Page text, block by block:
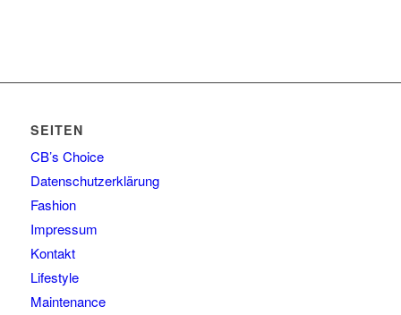
SEITEN
CB’s Choice
Datenschutzerklärung
Fashion
Impressum
Kontakt
Lifestyle
Maintenance